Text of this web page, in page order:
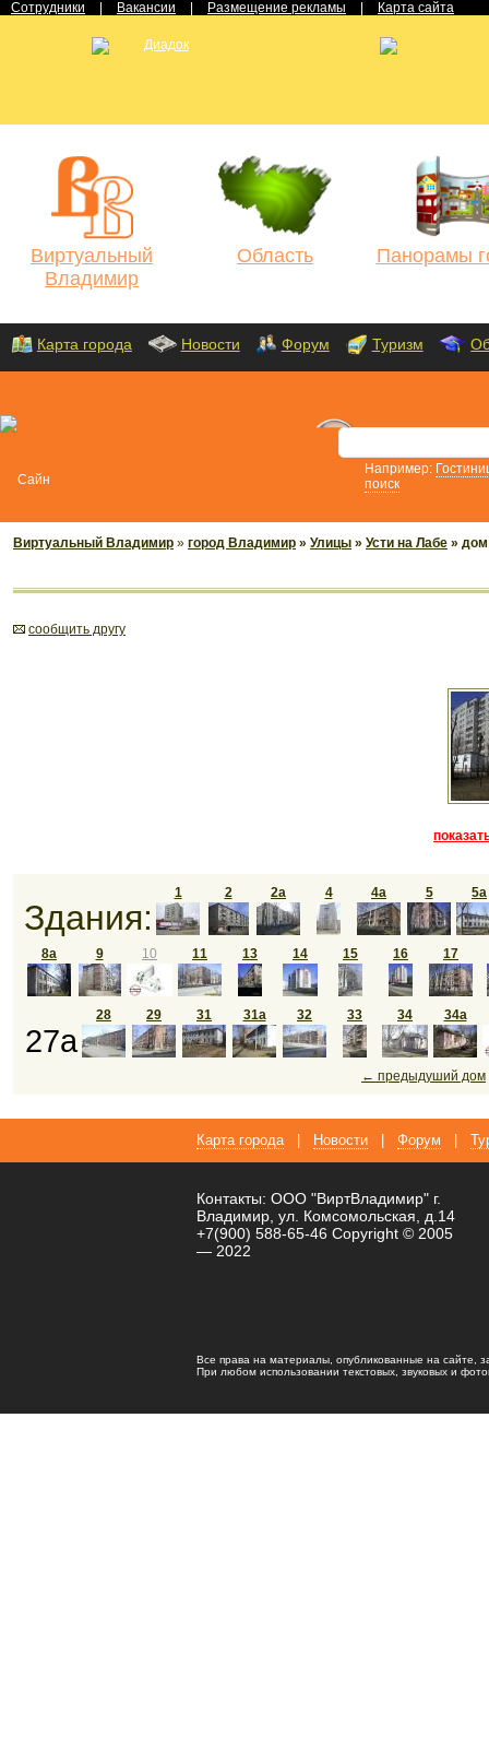
Сотрудники Вакансии Размещение рекламы Карта сайта
Виртуальный
Владимир
Область Панорамы
Карта города Новости Форум Туризм
Например:
поиск
Виртуальный Владимир » город Владимир » Улицы » Усти на Лабе »
cообщить другу
Здания:
1 2 2а 4 4а 5 5а
8а 9 10 11 13 14 15 16 17
27а
28 29 31 31а 32 33 34 34а
← предыдуший дом
Карта города Новости Форум
Контакты: ООО "ВиртВладимир" г.
Владимир, ул. Комсомольская, д.14
+7(900) 588-65-46 Copyright © 2005
— 2022
Все права на материалы, опубликованные на сайте,
При любом использовании текстовых, звуковых и